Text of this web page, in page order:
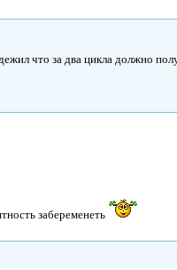
что за два цикла должно
забеременеть